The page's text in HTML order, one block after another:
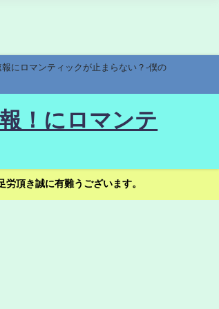
にロマンティックが止まらない？-僕の
！にロマンテ
頂き誠に有難うございます。